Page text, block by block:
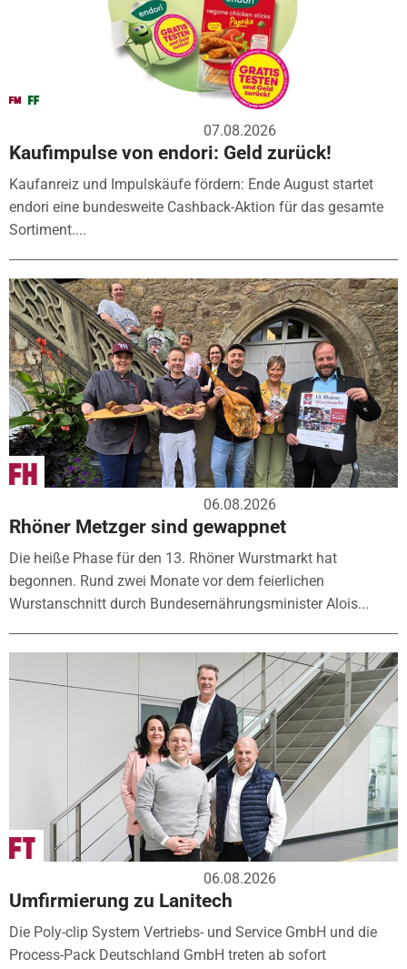
07.08.2026
Kaufimpulse von endori: Geld zurück!
Kaufanreiz und Impulskäufe fördern: Ende August startet
endori eine bundesweite Cashback-Aktion für das gesamte
Sortiment....
06.08.2026
Rhöner Metzger sind gewappnet
Die heiße Phase für den 13. Rhöner Wurstmarkt hat
begonnen. Rund zwei Monate vor dem feierlichen
Wurstanschnitt durch Bundesernährungsminister Alois...
06.08.2026
Umfirmierung zu Lanitech
Die Poly-clip System Vertriebs- und Service GmbH und die
Process-Pack Deutschland GmbH treten ab sofort